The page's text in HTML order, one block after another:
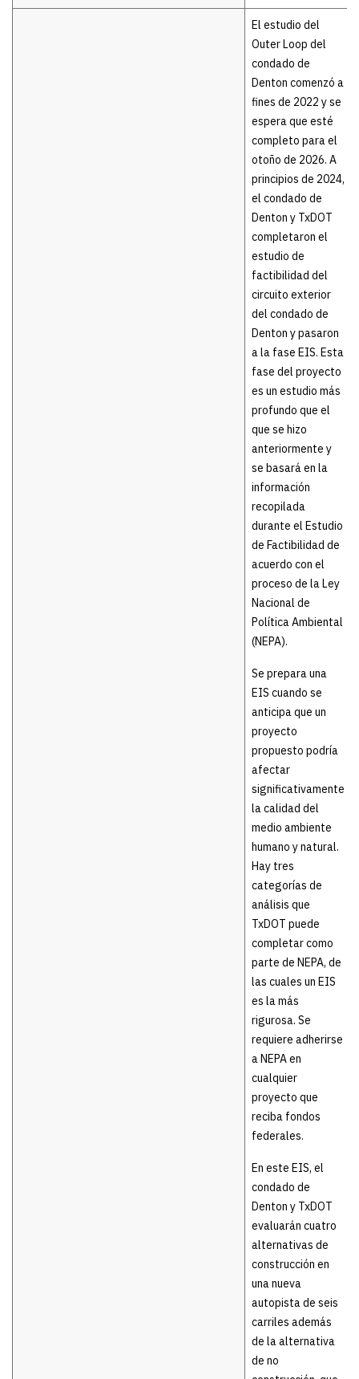
El estudio del
Outer Loop del
condado de
Denton comenzó a
fines de 2022 y se
espera que esté
completo para el
otoño de 2026. A
principios de 2024,
el condado de
Denton y TxDOT
completaron el
estudio de
factibilidad del
circuito exterior
del condado de
Denton y pasaron
a la fase EIS. Esta
fase del proyecto
es un estudio más
profundo que el
que se hizo
anteriormente y
se basará en la
información
recopilada
durante el Estudio
de Factibilidad de
acuerdo con el
proceso de la Ley
Nacional de
Política Ambiental
(NEPA).
Se prepara una
EIS cuando se
anticipa que un
proyecto
propuesto podría
afectar
significativamente
la calidad del
medio ambiente
humano y natural.
Hay tres
categorías de
análisis que
TxDOT puede
completar como
parte de NEPA, de
las cuales un EIS
es la más
rigurosa. Se
requiere adherirse
a NEPA en
cualquier
proyecto que
reciba fondos
federales.
En este EIS, el
condado de
Denton y TxDOT
evaluarán cuatro
alternativas de
construcción en
una nueva
autopista de seis
carriles además
de la alternativa
de no